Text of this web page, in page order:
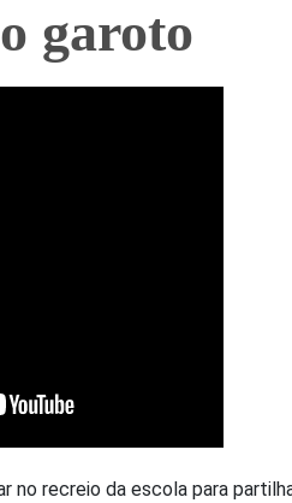
garoto
no recreio da escola para